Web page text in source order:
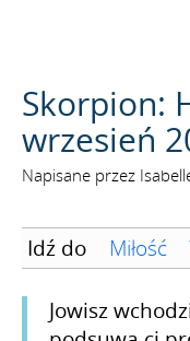
Skorpion:
wrzesień
Napisane przez
Idź do Miłość
Jowisz